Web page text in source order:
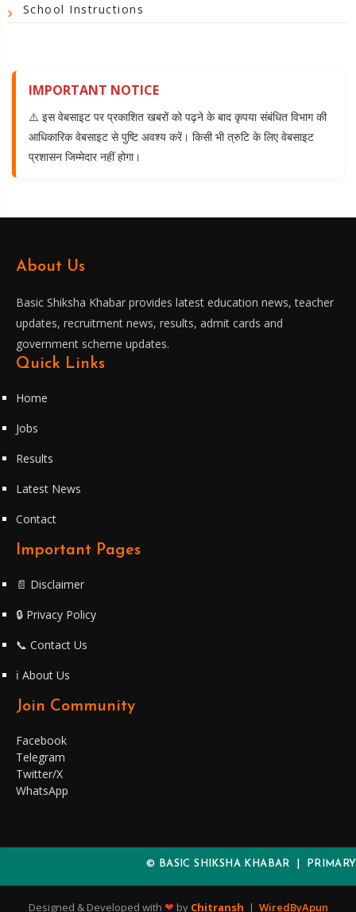
School Instructions
IMPORTANT NOTICE
⚠️ इस वेबसाइट पर प्रकाशित खबरों को पढ़ने के बाद कृपया संबंधित विभाग की
आधिकारिक वेबसाइट से पुष्टि अवश्य करें। किसी भी त्रुटि के लिए वेबसाइट
प्रशासन जिम्मेदार नहीं होगा।
About Us
Basic Shiksha Khabar provides latest education news, teacher
updates, recruitment news, results, admit cards and
government scheme updates.
Quick Links
Home
Jobs
Results
Latest News
Contact
Important Pages
📄 Disclaimer
🔒 Privacy Policy
📞 Contact Us
ℹ️ About Us
Join Community
Facebook
Telegram
Twitter/X
WhatsApp
© BASIC SHIKSHA KHABAR | PRIMARY
Designed & Developed with ❤ by Chitransh | WiredByApun